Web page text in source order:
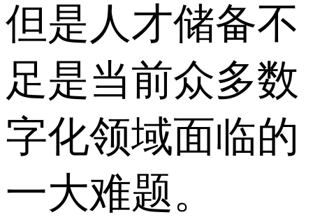
但是人才储备不
足是当前众多数
字化领域面临的
一大难题。